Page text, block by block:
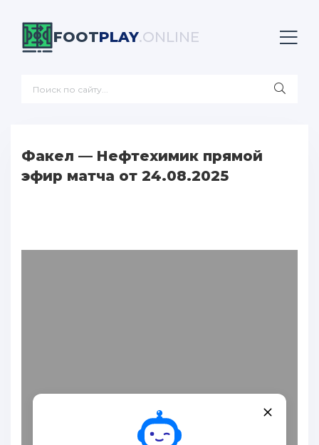
FOOTPLAY.ONLINE
Факел — Нефтехимик прямой
эфир матча от 24.08.2025